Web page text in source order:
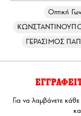
Οπτική
ΓΕΡΑΣΙΜΟΣ
Για να λαμβάνετε